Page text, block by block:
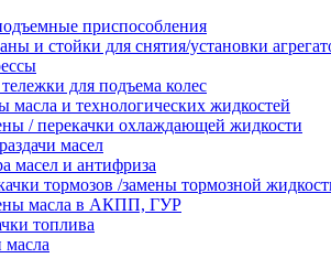
приспособления
и стойки для снятия/установки
для подъема колес
масла и технологических жидкостей
/ перекачки охлаждающей жидкости
масел
масел и антифриза
тормозов /замены тормозной
масла в АКПП, ГУР
топлива
масла